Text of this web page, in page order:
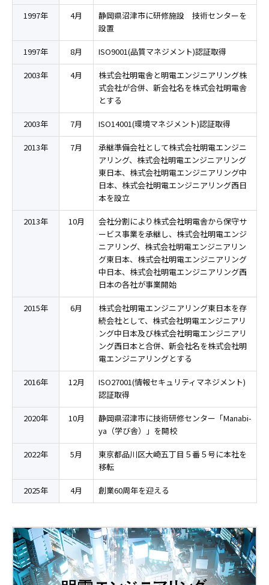
1997年 4月
静岡県沼津市に研修施設 技術センターを
設置
1997年 8月 ISO9001(品質マネジメント)認証取得
2003年 4月
株式会社明電舎と明電エンジニアリング株
式会社が合併、新会社名を株式会社明電舎
とする
2003年 7月 ISO14001(環境マネジメント)認証取得
2013年 7月
承継準備会社として株式会社明電エンジニ
アリング、株式会社明電エンジニアリング
東日本、株式会社明電エンジニアリング中
日本、株式会社明電エンジニアリング西日
本を設立
2013年 10月
会社分割により株式会社明電舎から保守サ
ービス事業を承継し、株式会社明電エンジ
ニアリング、株式会社明電エンジニアリン
グ東日本、株式会社明電エンジニアリング
中日本、株式会社明電エンジニアリング西
日本の各社が事業開始
2015年 6月
株式会社明電エンジニアリング東日本を存
続会社として、株式会社明電エンジニアリ
ング中日本及び株式会社明電エンジニアリ
ング西日本と合併、新会社名を株式会社明
電エンジニアリングとする
2016年 12月
ISO27001(情報セキュリティマネジメント)
認証取得
2020年 10月
静岡県沼津市に技術研修センター「Manabi-
ya（学び舎）」を開校
2022年 5月
東京都品川区大崎五丁目５番５号に本社を
移転
2025年 4月 創業60周年を迎える